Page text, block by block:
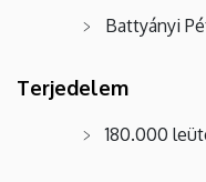
Battyányi
Terjedelem
180.000